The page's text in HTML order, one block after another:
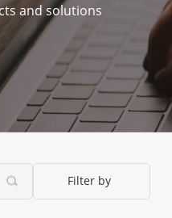
and solutions
Filter by